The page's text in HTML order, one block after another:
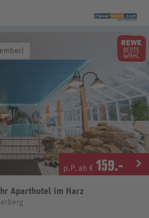
p.P. ab € 159.-
Aparthotel im Harz